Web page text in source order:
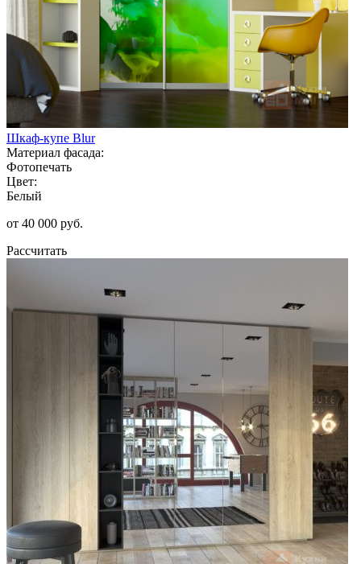
Шкаф-купе Blur
Материал фасада:
Фотопечать
Цвет:
Белый
от 40 000 руб.
Рассчитать